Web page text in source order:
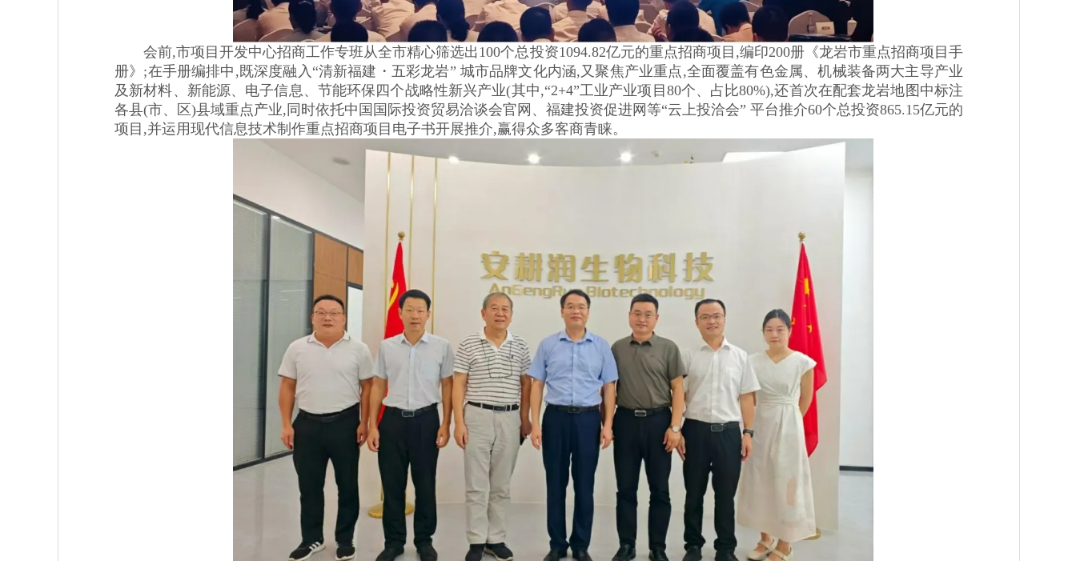
会前,市项目开发中心招商工作专班从全市精心筛选出100个总投资1094.82亿元的重点招商项目,编印200册《龙岩市重点招商项目手
册》;在手册编排中,既深度融入“清新福建・五彩龙岩” 城市品牌文化内涵,又聚焦产业重点,全面覆盖有色金属、机械装备两大主导产业
及新材料、新能源、电子信息、节能环保四个战略性新兴产业(其中,“2+4”工业产业项目80个、占比80%),还首次在配套龙岩地图中标注
各县(市、区)县域重点产业,同时依托中国国际投资贸易洽谈会官网、福建投资促进网等“云上投洽会” 平台推介60个总投资865.15亿元的
项目,并运用现代信息技术制作重点招商项目电子书开展推介,赢得众多客商青睐。